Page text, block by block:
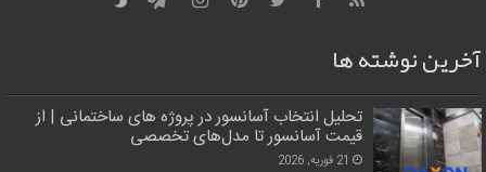
آخرین نوشته ها
تحلیل انتخاب آسانسور در پروژه‌ های ساختمانی | از
قیمت آسانسور تا مدل‌های تخصصی
21 فوریه, 2026